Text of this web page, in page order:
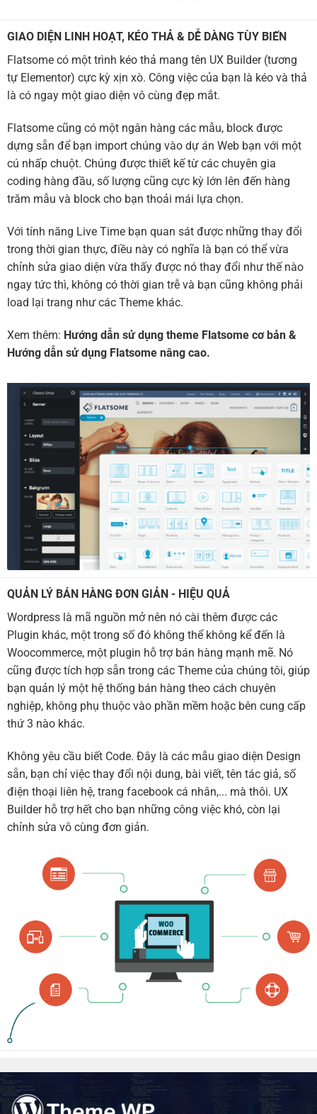
GIAO DIỆN LINH HOẠT, KÉO THẢ & DỄ DÀNG TÙY BIẾN
Flatsome có một trình kéo thả mang tên UX Builder (tương
tự Elementor) cực kỳ xịn xò. Công việc của bạn là kéo và thả
là có ngay một giao diện vô cùng đẹp mắt.
Flatsome cũng có một ngân hàng các mẫu, block được
dựng sẵn để bạn import chúng vào dự án Web bạn với một
cú nhấp chuột. Chúng được thiết kế từ các chuyên gia
coding hàng đầu, số lượng cũng cực kỳ lớn lên đến hàng
trăm mẫu và block cho bạn thoải mái lựa chọn.
Với tính năng Live Time bạn quan sát được những thay đổi
trong thời gian thực, điều này có nghĩa là bạn có thể vừa
chỉnh sửa giao diện vừa thấy được nó thay đổi như thế nào
ngay tức thì, không có thời gian trễ và bạn cũng không phải
load lại trang như các Theme khác.
Xem thêm: Hướng dẫn sử dụng theme Flatsome cơ bản &
Hướng dẫn sử dụng Flatsome nâng cao.
QUẢN LÝ BÁN HÀNG ĐƠN GIẢN - HIỆU QUẢ
Wordpress là mã nguồn mở nên nó cài thêm được các
Plugin khác, một trong số đó không thể không kể đến là
Woocommerce, một plugin hỗ trợ bán hàng mạnh mẽ. Nó
cũng được tích hợp sẵn trong các Theme của chúng tôi, giúp
bạn quản lý một hệ thống bán hàng theo cách chuyên
nghiệp, không phụ thuộc vào phần mềm hoặc bên cung cấp
thứ 3 nào khác.
Không yêu cầu biết Code. Đây là các mẫu giao diện Design
sẵn, bạn chỉ việc thay đổi nội dung, bài viết, tên tác giả, số
điện thoại liên hệ, trang facebook cá nhân,... mà thôi. UX
Builder hỗ trợ hết cho bạn những công việc khó, còn lại
chỉnh sửa vô cùng đơn giản.